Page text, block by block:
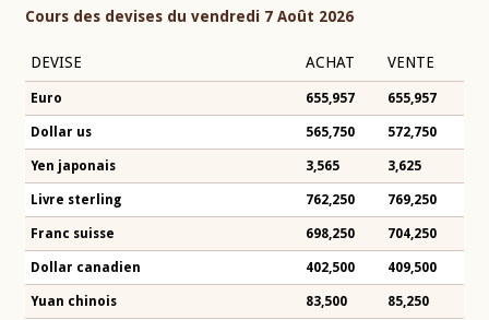
Cours des devises du vendredi 7 Août 2026
DEVISE ACHAT VENTE
Euro 655,957 655,957
Dollar us 565,750 572,750
Yen japonais 3,565 3,625
Livre sterling 762,250 769,250
Franc suisse 698,250 704,250
Dollar canadien 402,500 409,500
Yuan chinois 83,500 85,250